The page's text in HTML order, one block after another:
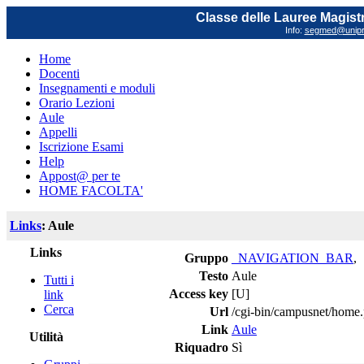
Classe delle Lauree
Info:
Home
Docenti
Insegnamenti e moduli
Orario Lezioni
Aule
Appelli
Iscrizione Esami
Help
Appost@ per te
HOME FACOLTA'
Links: Aule
Links
Tutti i
link
Cerca
Utilità
Gruppo _NAVIGATION_BAR,
Testo Aule
Access key [U]
Url /cgi-bin/campusnet/
Link Aule
Riquadro Sì